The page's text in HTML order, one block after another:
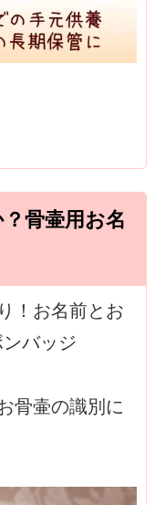
骨壷用お名
！お名前とお
バッジ
骨壷の識別に